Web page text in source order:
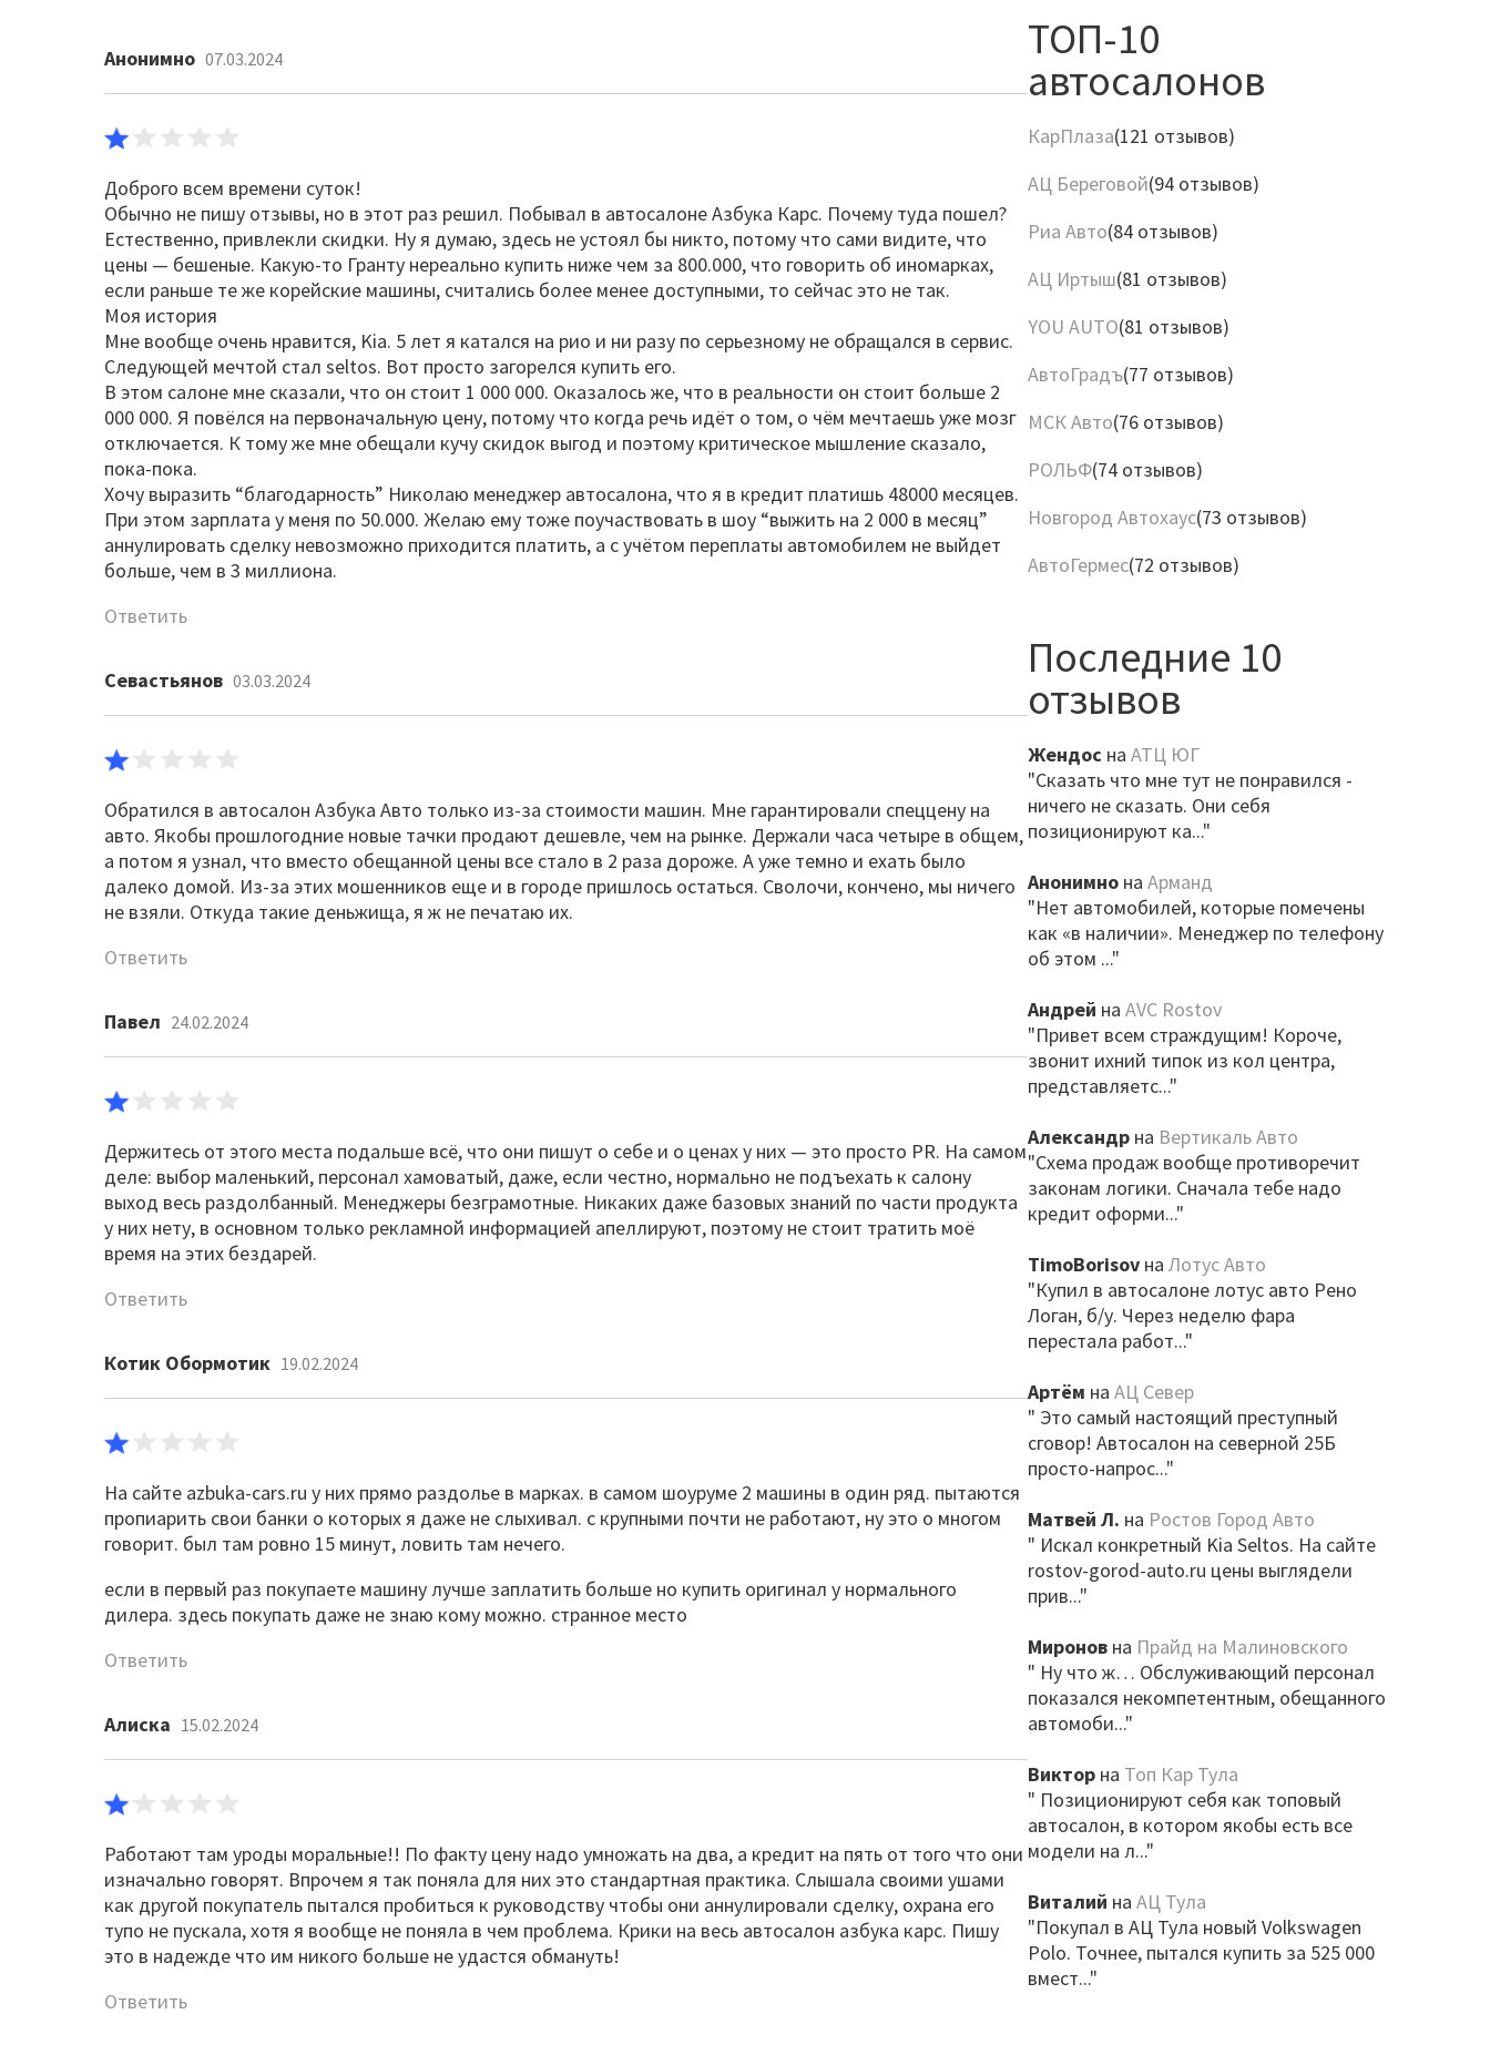
Анонимно 07.03.2024
Доброго всем времени суток!
Обычно не пишу отзывы, но в этот раз решил. Побывал в автосалоне Азбука Карс. Почему туда пошел?
Естественно, привлекли скидки. Ну я думаю, здесь не устоял бы никто, потому что сами видите, что
цены — бешеные. Какую-то Гранту нереально купить ниже чем за 800.000, что говорить об иномарках,
если раньше те же корейские машины, считались более менее доступными, то сейчас это не так.
Моя история
Мне вообще очень нравится, Kia. 5 лет я катался на рио и ни разу по серьезному не обращался в сервис.
Следующей мечтой стал seltos. Вот просто загорелся купить его.
В этом салоне мне сказали, что он стоит 1 000 000. Оказалось же, что в реальности он стоит больше 2
000 000. Я повёлся на первоначальную цену, потому что когда речь идёт о том, о чём мечтаешь уже мозг
отключается. К тому же мне обещали кучу скидок выгод и поэтому критическое мышление сказало,
пока-пока.
Хочу выразить “благодарность” Николаю менеджер автосалона, что я в кредит платишь 48000 месяцев.
При этом зарплата у меня по 50.000. Желаю ему тоже поучаствовать в шоу “выжить на 2 000 в месяц”
аннулировать сделку невозможно приходится платить, а с учётом переплаты автомобилем не выйдет
больше, чем в 3 миллиона.
Ответить
Севастьянов 03.03.2024
Обратился в автосалон Азбука Авто только из-за стоимости машин. Мне гарантировали спеццену на
авто. Якобы прошлогодние новые тачки продают дешевле, чем на рынке. Держали часа четыре в общем,
а потом я узнал, что вместо обещанной цены все стало в 2 раза дороже. А уже темно и ехать было
далеко домой. Из-за этих мошенников еще и в городе пришлось остаться. Сволочи, кончено, мы ничего
не взяли. Откуда такие деньжища, я ж не печатаю их.
Ответить
Павел 24.02.2024
Держитесь от этого места подальше всё, что они пишут о себе и о ценах у них — это просто PR. На самом
деле: выбор маленький, персонал хамоватый, даже, если честно, нормально не подъехать к салону
выход весь раздолбанный. Менеджеры безграмотные. Никаких даже базовых знаний по части продукта
у них нету, в основном только рекламной информацией апеллируют, поэтому не стоит тратить моё
время на этих бездарей.
Ответить
Котик Обормотик 19.02.2024
На сайте azbuka-cars.ru у них прямо раздолье в марках. в самом шоуруме 2 машины в один ряд. пытаются
пропиарить свои банки о которых я даже не слыхивал. с крупными почти не работают, ну это о многом
говорит. был там ровно 15 минут, ловить там нечего.
если в первый раз покупаете машину лучше заплатить больше но купить оригинал у нормального
дилера. здесь покупать даже не знаю кому можно. странное место
Ответить
Алиска 15.02.2024
Работают там уроды моральные!! По факту цену надо умножать на два, а кредит на пять от того что они
изначально говорят. Впрочем я так поняла для них это стандартная практика. Слышала своими ушами
как другой покупатель пытался пробиться к руководству чтобы они аннулировали сделку, охрана его
тупо не пускала, хотя я вообще не поняла в чем проблема. Крики на весь автосалон азбука карс. Пишу
это в надежде что им никого больше не удастся обмануть!
Ответить
ТОП-10
автосалонов
КарПлаза(121 отзывов)
АЦ Береговой(94 отзывов)
Риа Авто(84 отзывов)
АЦ Иртыш(81 отзывов)
YOU AUTO(81 отзывов)
АвтоГрадъ(77 отзывов)
МСК Авто(76 отзывов)
РОЛЬФ(74 отзывов)
Новгород Автохаус(73 отзывов)
АвтоГермес(72 отзывов)
Последние 10
отзывов
Жендосна АТЦ ЮГ
"Сказать что мне тут не понравился -
ничего не сказать. Они себя
позиционируют ка..."
Анонимнона Арманд
"Нет автомобилей, которые помечены
как «в наличии». Менеджер по телефону
об этом ..."
Андрей на AVC Rostov
"Привет всем страждущим! Короче,
звонит ихний типок из кол центра,
представляетс..."
Александрна Вертикаль Авто
"Схема продаж вообще противоречит
законам логики. Сначала тебе надо
кредит оформи..."
TimoBorisovна Лотус Авто
"Купил в автосалоне лотус авто Рено
Логан, б/у. Через неделю фара
перестала работ..."
Артём на АЦ Север
" Это самый настоящий преступный
сговор! Автосалон на северной 25Б
просто-напрос..."
Матвей Л. на Ростов Город Авто
" Искал конкретный Kia Seltos. На сайте
rostov-gorod-auto.ru цены выглядели
прив..."
Мироновна Прайд на Малиновского
" Ну что ж… Обслуживающий персонал
показался некомпетентным, обещанного
автомоби..."
Викторна Топ Кар Тула
" Позиционируют себя как топовый
автосалон, в котором якобы есть все
модели на л..."
Виталий на АЦ Тула
"Покупал в АЦ Тула новый Volkswagen
Polo. Точнее, пытался купить за 525 000
вмест..."